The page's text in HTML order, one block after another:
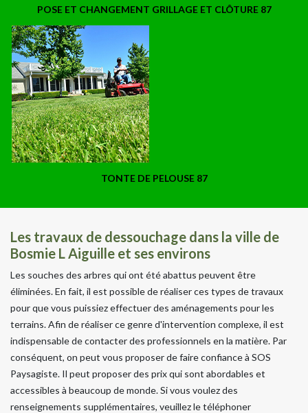
POSE ET CHANGEMENT GRILLAGE ET CLÔTURE 87
TONTE DE PELOUSE 87
Les travaux de dessouchage dans la ville de
Bosmie L Aiguille et ses environs
Les souches des arbres qui ont été abattus peuvent être
éliminées. En fait, il est possible de réaliser ces types de travaux
pour que vous puissiez effectuer des aménagements pour les
terrains. Afin de réaliser ce genre d'intervention complexe, il est
indispensable de contacter des professionnels en la matière. Par
conséquent, on peut vous proposer de faire confiance à SOS
Paysagiste. Il peut proposer des prix qui sont abordables et
accessibles à beaucoup de monde. Si vous voulez des
renseignements supplémentaires, veuillez le téléphoner